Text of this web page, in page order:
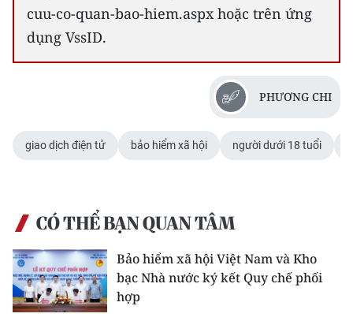
cuu-co-quan-bao-hiem.aspx hoặc trên ứng
dụng VssID.
PHƯƠNG CHI
giao dịch điện tử bảo hiểm xã hội người dưới 18 tuổi
CÓ THỂ BẠN QUAN TÂM
Bảo hiểm xã hội Việt Nam và Kho
bạc Nhà nước ký kết Quy chế phối
hợp